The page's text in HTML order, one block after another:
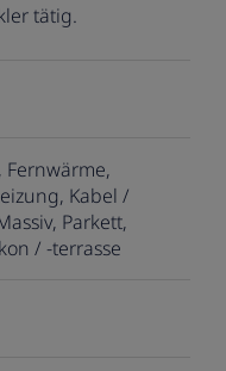
tätig.
Fernwärme
Kabel /
Parkett
/ -terrasse